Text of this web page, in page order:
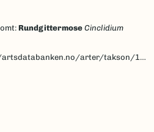
Rundgittermose Cinclidium
arter/takson/180970/beskrivelse